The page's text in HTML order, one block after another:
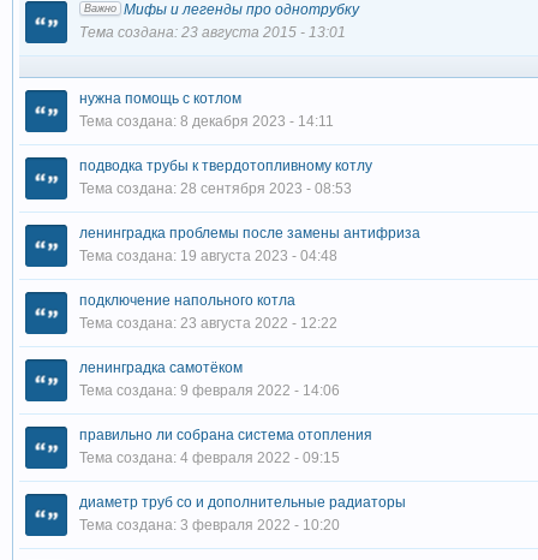
Важно Мифы и легенды про однотрубку
Тема создана: 23 августа 2015 - 13:01
нужна помощь с котлом
Тема создана: 8 декабря 2023 - 14:11
подводка трубы к твердотопливному котлу
Тема создана: 28 сентября 2023 - 08:53
ленинградка проблемы после замены антифриза
Тема создана: 19 августа 2023 - 04:48
подключение напольного котла
Тема создана: 23 августа 2022 - 12:22
ленинградка самотёком
Тема создана: 9 февраля 2022 - 14:06
правильно ли собрана система отопления
Тема создана: 4 февраля 2022 - 09:15
диаметр труб со и дополнительные радиаторы
Тема создана: 3 февраля 2022 - 10:20